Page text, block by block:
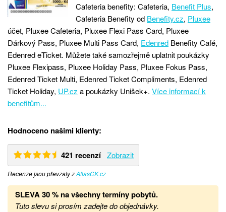
Cafeteria benefity: Cafeteria, Benefit Plus,
Cafeteria Benefity od Benefity.cz, Pluxee
účet, Pluxee Cafeteria, Pluxee Flexi Pass Card, Pluxee
Dárkový Pass, Pluxee Multi Pass Card, Edenred Benefity Café,
Edenred eTicket. Můžete také samozřejmě uplatnit poukázky
Pluxee Flexipass, Pluxee Holiday Pass, Pluxee Fokus Pass,
Edenred Ticket Multi, Edenred Ticket Compliments, Edenred
Ticket Holiday, UP.cz a poukázky Unišek+. Více informací k
benefitům...
Hodnoceno našimi klienty:
421 recenzí Zobrazit
Recenze jsou převzaty zAtlasCK.cz
SLEVA 30 % na všechny termíny pobytů.
Tuto slevu si prosím zadejte do objednávky.